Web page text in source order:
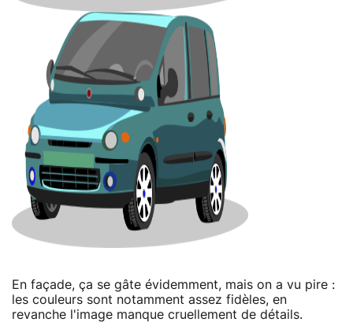
En façade, ça se gâte évidemment, mais on a vu pire :
les couleurs sont notamment assez fidèles, en
revanche l'image manque cruellement de détails.